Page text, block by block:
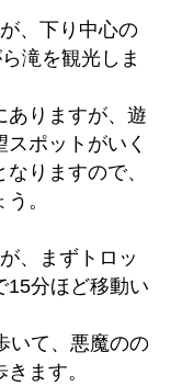
、下り中心の
滝を観光しま
ありますが、遊
ポットがいく
りますので、
。
、まずトロッ
15分ほど移動い
いて、悪魔のの
ます。